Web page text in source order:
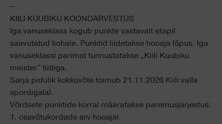
–
KIILI KUUBIKU KOONDARVESTUS
Iga vanuseklass kogub punkte vastavalt etapil
saavutatud kohale. Punktid liidetakse hooaja lõpus. Iga
vanuseklassi parimat tunnustatakse „Kiili Kuubiku
meister“ tiitliga.
Sarja pidulik kokkuvõte toimub 21.11.2026 Kiili valla
spordigalal.
Võrdsete punktide korral määratakse paremusjärjestus:
1. osavõtukordade arv hooajal